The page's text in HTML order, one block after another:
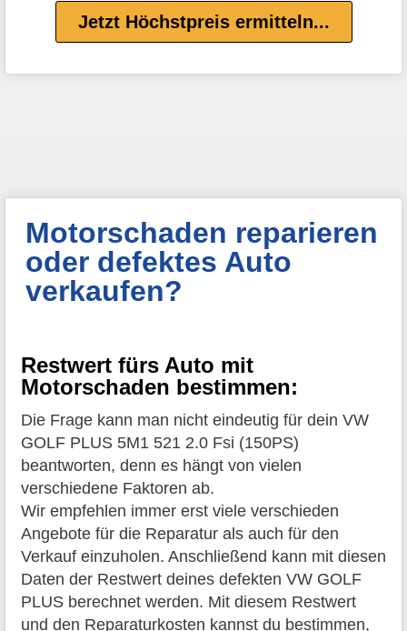
Jetzt Höchstpreis ermitteln...
Motorschaden reparieren
oder defektes Auto
verkaufen?
Restwert fürs Auto mit
Motorschaden bestimmen:
Die Frage kann man nicht eindeutig für dein VW
GOLF PLUS 5M1 521 2.0 Fsi (150PS)
beantworten, denn es hängt von vielen
verschiedene Faktoren ab.
Wir empfehlen immer erst viele verschieden
Angebote für die Reparatur als auch für den
Verkauf einzuholen. Anschließend kann mit diesen
Daten der Restwert deines defekten VW GOLF
PLUS berechnet werden. Mit diesem Restwert
und den Reparaturkosten kannst du bestimmen,